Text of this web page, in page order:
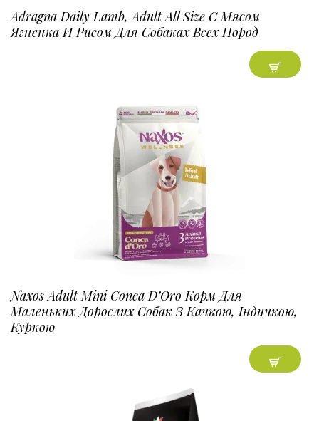
Adragna Daily Lamb, Adult All Size С Мясом
Ягненка И Рисом Для Собаках Всех Пород
Naxos Adult Mini Conca D’Oro Корм Для
Маленьких Дорослих Собак З Качкою, Індичкою,
Куркою